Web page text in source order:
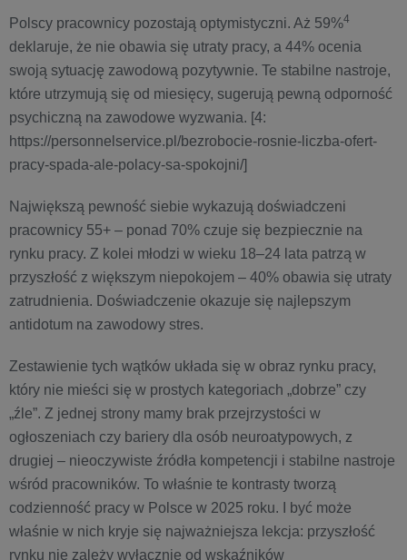
Polscy pracownicy pozostają optymistyczni. Aż 59%4
deklaruje, że nie obawia się utraty pracy, a 44% ocenia
swoją sytuację zawodową pozytywnie. Te stabilne nastroje,
które utrzymują się od miesięcy, sugerują pewną odporność
psychiczną na zawodowe wyzwania. [4:
https://personnelservice.pl/bezrobocie-rosnie-liczba-ofert-
pracy-spada-ale-polacy-sa-spokojni/]
Największą pewność siebie wykazują doświadczeni
pracownicy 55+ – ponad 70% czuje się bezpiecznie na
rynku pracy. Z kolei młodzi w wieku 18–24 lata patrzą w
przyszłość z większym niepokojem – 40% obawia się utraty
zatrudnienia. Doświadczenie okazuje się najlepszym
antidotum na zawodowy stres.
Zestawienie tych wątków układa się w obraz rynku pracy,
który nie mieści się w prostych kategoriach „dobrze” czy
„źle”. Z jednej strony mamy brak przejrzystości w
ogłoszeniach czy bariery dla osób neuroatypowych, z
drugiej – nieoczywiste źródła kompetencji i stabilne nastroje
wśród pracowników. To właśnie te kontrasty tworzą
codzienność pracy w Polsce w 2025 roku. I być może
właśnie w nich kryje się najważniejsza lekcja: przyszłość
rynku nie zależy wyłącznie od wskaźników